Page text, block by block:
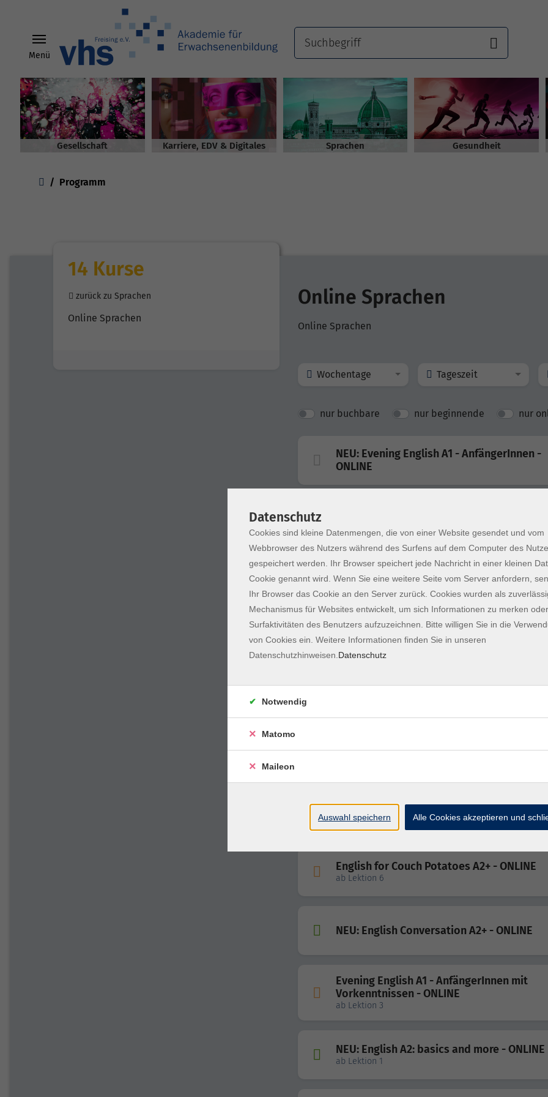
Menü
Gesellschaft Karriere, EDV & Digitales Sprachen Gesundheit
You are here:
Programm
14 Kurse
zurück zu Sprachen
Online Sprachen
Online Sprachen
Online Sprachen
Wochentage Tageszeit
nur buchbare nur beginnende nur
NEU: Evening English A1 - AnfängerInnen -
ONLINE
NEU: Georgisch für AnfängerInnen A1.1 -
English Conversation B1/B2 - ONLINE
English Conversation B1/B2 - ONLINE
"Grupo de Español" B1 - ONLINE
ab Lektion 10/11
English for Couch Potatoes A2+ - ONLINE
ab Lektion 6
NEU: English Conversation A2+ - ONLINE
Evening English A1 - AnfängerInnen mit
Vorkenntnissen - ONLINE
ab Lektion 3
NEU: English A2: basics and more - ONLINE
ab Lektion 1
Datenschutz
Cookies sind kleine Datenmengen, die von einer Website gesendet und vom
Webbrowser des Nutzers während des Surfens auf dem Computer des
gespeichert werden. Ihr Browser speichert jede Nachricht in einer kleinen
Cookie genannt wird. Wenn Sie eine weitere Seite vom Server anfordern,
Ihr Browser das Cookie an den Server zurück. Cookies wurden als
Mechanismus für Websites entwickelt, um sich Informationen zu merken
Surfaktivitäten des Benutzers aufzuzeichnen. Bitte willigen Sie in die
von Cookies ein. Weitere Informationen finden Sie in unseren
Datenschutzhinweisen. Datenschutz
Notwendig
Matomo
Maileon
Auswahl speichern Alle Cookies akzeptieren und